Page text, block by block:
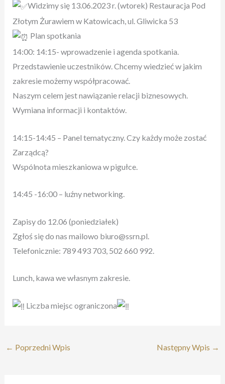
Widzimy się 13.06.2023 r. (wtorek) Restauracja Pod
Złotym Żurawiem w Katowicach, ul. Gliwicka 53
Plan spotkania
14:00: 14:15- wprowadzenie i agenda spotkania.
Przedstawienie uczestników. Chcemy wiedzieć w jakim
zakresie możemy współpracować.
Naszym celem jest nawiązanie relacji biznesowych.
Wymiana informacji i kontaktów.
14:15-14:45 – Panel tematyczny. Czy każdy może zostać
Zarządcą?
Wspólnota mieszkaniowa w pigułce.
14:45 -16:00 – luźny networking.
Zapisy do 12.06 (poniedziałek)
Zgłoś się do nas mailowo biuro@ssrn.pl.
Telefonicznie: 789 493 703, 502 660 992.
Lunch, kawa we własnym zakresie.
Liczba miejsc ograniczona
← Poprzedni Wpis Następny Wpis →